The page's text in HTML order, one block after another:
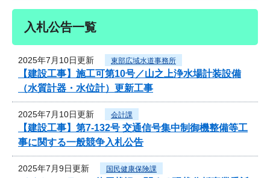
入札公告一覧
2025年7月10日更新 東部広域水道事務所
【建設工事】施工可第10号／山之上浄水場計装設備
（水質計器・水位計）更新工事
2025年7月10日更新 会計課
【建設工事】第7-132号 交通信号集中制御機整備等工
事に関する一般競争入札公告
2025年7月9日更新 国民健康保険課